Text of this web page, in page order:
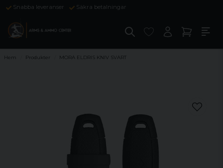
Snabba leveranser Säkra betalningar
Hem Produkter MORA ELDRIS KNIV SVART